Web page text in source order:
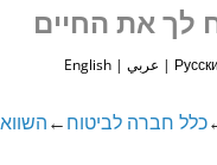
לך את החיים
| عربي |
English
כלל חברה לביטוח←